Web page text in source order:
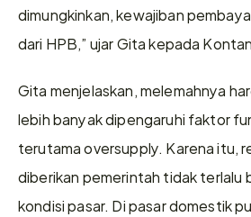
dimungkinkan, kewajiban
dari HPB,” ujar Gita kepada
Gita menjelaskan, melemahnya
lebih banyak dipengaruhi faktor
terutama oversupply. Karena itu,
diberikan pemerintah tidak terlalu
kondisi pasar. Di pasar domestik